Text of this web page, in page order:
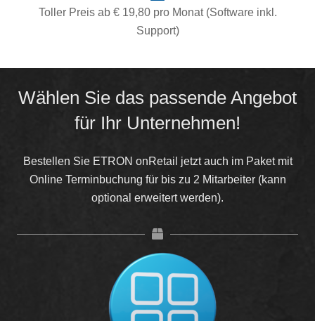
Toller Preis ab € 19,80 pro Monat (Software inkl.
Support)
Wählen Sie das passende Angebot
für Ihr Unternehmen!
Bestellen Sie ETRON onRetail jetzt auch im Paket mit
Online Terminbuchung für bis zu 2 Mitarbeiter (kann
optional erweitert werden).